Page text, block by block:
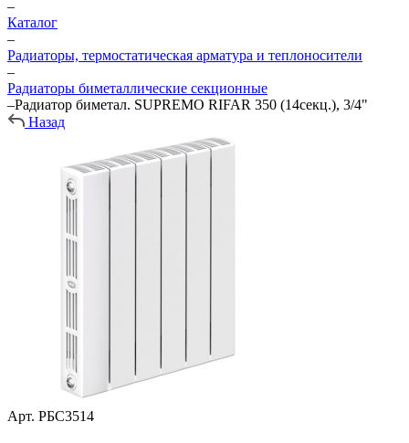
–
Каталог
–
Радиаторы, термостатическая арматура и теплоносители
–
Радиаторы биметаллические секционные
–Радиатор биметал. SUPREMO RIFAR 350 (14секц.), 3/4"
Назад
Арт. РБС3514